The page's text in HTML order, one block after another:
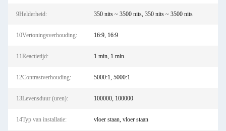
9Helderheid: 350 nits ~ 3500 nits, 350 nits ~ 3500 nits
10Vertoningsverhouding: 16:9, 16:9
11Reactietijd: 1 min, 1 min.
12Contrastverhouding: 5000:1, 5000:1
13Levensduur (uren): 100000, 100000
14Typ van installatie: vloer staan, vloer staan